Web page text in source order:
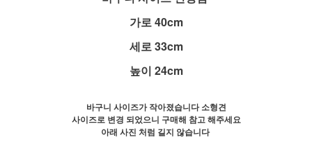
가로 40cm
세로 33cm
높이 24cm
바구니 사이즈가 작아졌습니다 소형견
사이즈로 변경 되었으니 구매해 참고 해주세요
아래 사진 처럼 길지 않습니다